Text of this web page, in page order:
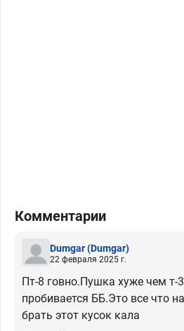
Комментарии
Dumgar(Dumgar)
22 февраля 2025 г.
Пт-8 говно.Пушка хуже чем т-
пробивается ББ.Это все что
брать этот кусок кала